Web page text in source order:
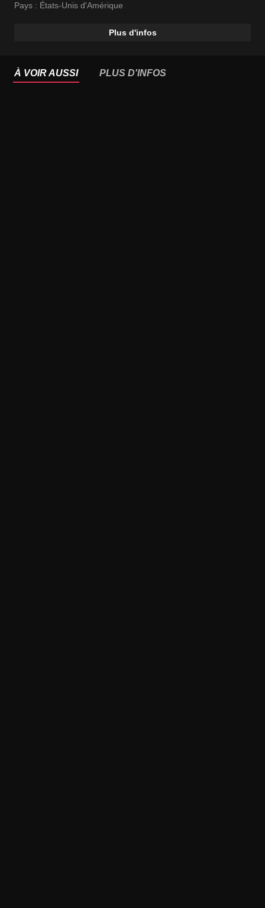
Pays : États-Unis d'Amérique
Plus d'infos
À VOIR AUSSI PLUS D'INFOS